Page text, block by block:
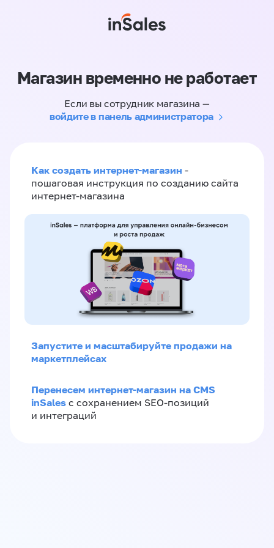
Магазин временно не работает
Если вы сотрудник магазина —
войдите в панель администратора
Как создать интернет-магазин -
пошаговая инструкция по созданию сайта
интернет-магазина
Запустите и масштабируйте продажи на
маркетплейсах
Перенесем интернет-магазин на CMS
inSales с сохранением SEO-позиций
и интеграций